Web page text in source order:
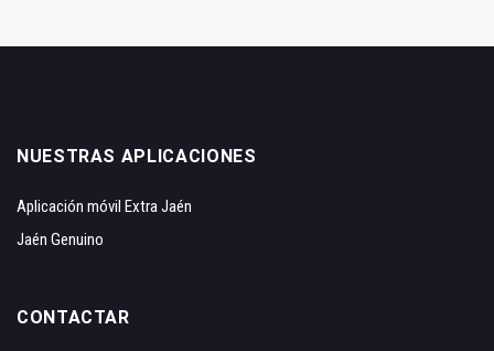
NUESTRAS APLICACIONES
Aplicación móvil Extra Jaén
Jaén Genuino
CONTACTAR